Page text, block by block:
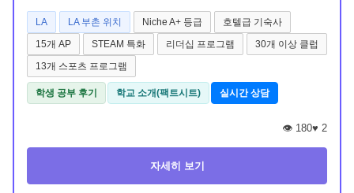
LA LA 부촌 위치 Niche A+ 등급
호텔급 기숙사
15개 AP
STEAM 특화 리더십 프로그램
30개 이상 클럽
13개 스포츠 프로그램
학생 공부 후기 학교 소개(팩트시트) 실시간 상담
👁️ 180♥ 2
자세히 보기